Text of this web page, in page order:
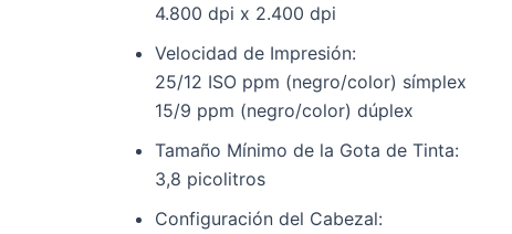
4.800 dpi x 2.400 dpi
Velocidad de Impresión:
25/12 ISO ppm (negro/color) símplex
15/9 ppm (negro/color) dúplex
Tamaño Mínimo de la Gota de Tinta:
3,8 picolitros
Configuración del Cabezal: